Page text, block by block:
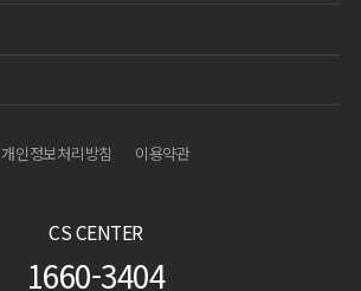
개인정보처리방침 이용약관
CS CENTER
1660-3404